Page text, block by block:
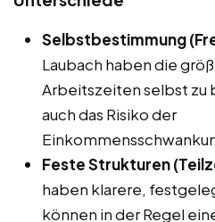
Selbstbestimmung
Laubach haben die
Arbeitszeiten selbst zu
auch das Risiko der
Feste Strukturen
haben klarere,
können in der Regel